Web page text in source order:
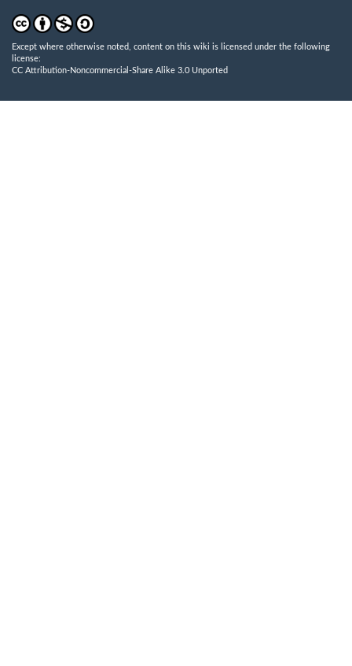
Except where otherwise noted, content on this wiki is licensed under the following
license:
CC Attribution-Noncommercial-Share Alike 3.0 Unported